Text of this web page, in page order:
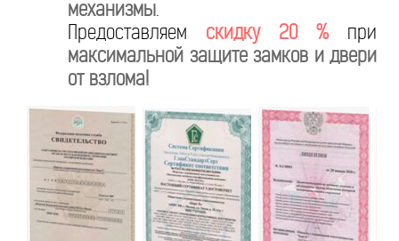
механизмы.
Предоставляем скидку 20 % при
максимальной защите замков и двери
от взлома!